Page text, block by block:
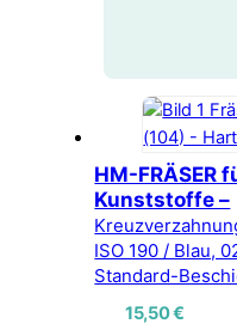
HM-FRÄSER
Kunststoffe –
ISO 190 / Blau,
Standard-
15,50€